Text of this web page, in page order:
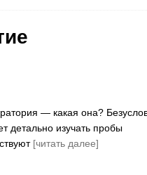
— какая она?
детально изучать пробы
[читать далее]